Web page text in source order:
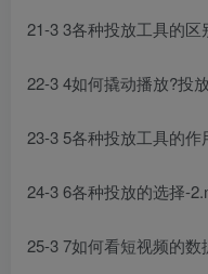
21-3 3各种投放工具的区
22-3 4如何撬动播放?投
23-3 5各种投放工具的作
24-3 6各种投放的选择-
25-3 7如何看短视频的